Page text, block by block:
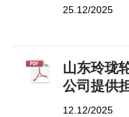
进展公告
25.12/2025
山东玲珑
公司提供
12.12/2025